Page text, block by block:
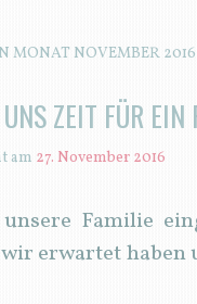
MONAT NOVEMBER 2016
ZEIT FÜR EIN
am 27. November 2016
Familie
erwartet